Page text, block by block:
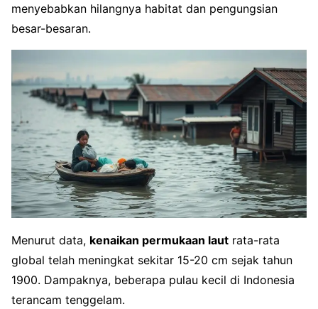
menyebabkan hilangnya habitat dan pengungsian
besar-besaran.
Menurut data, kenaikan permukaan laut rata-rata
global telah meningkat sekitar 15-20 cm sejak tahun
1900. Dampaknya, beberapa pulau kecil di Indonesia
terancam tenggelam.